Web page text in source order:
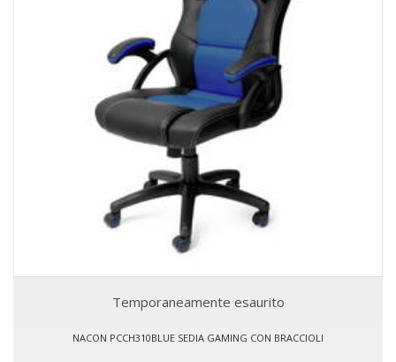
Temporaneamente esaurito
NACON PCCH310BLUE SEDIA GAMING CON BRACCIOLI